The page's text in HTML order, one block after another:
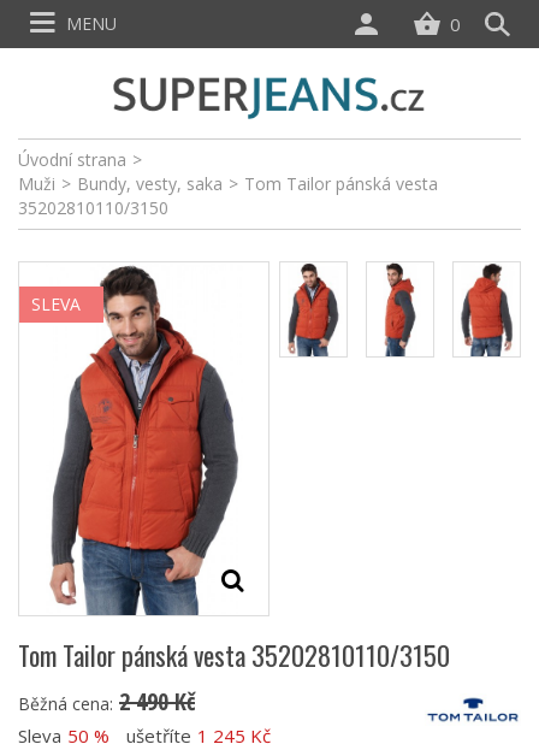
Úvodní strana >
Muži > Bundy, vesty, saka > Tom Tailor pánská vesta
35202810110/3150
SLEVA
Tom Tailor pánská vesta 35202810110/3150
Běžná cena: 2 490 Kč
Sleva 50 % ušetříte 1 245 Kč
0
MENU